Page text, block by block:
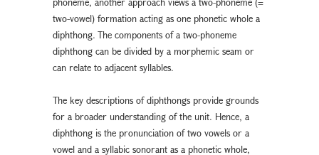
two-vowel) formation acting as one phonetic whole a
diphthong. The components of a two-phoneme
diphthong can be divided by a morphemic seam or
can relate to adjacent syllables.
The key descriptions of diphthongs provide grounds
for a broader understanding of the unit. Hence, a
diphthong is the pronunciation of two vowels or a
vowel and a syllabic sonorant as a phonetic whole,